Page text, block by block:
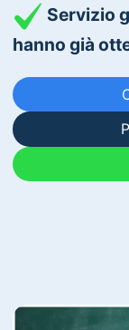
Servizio
hanno già